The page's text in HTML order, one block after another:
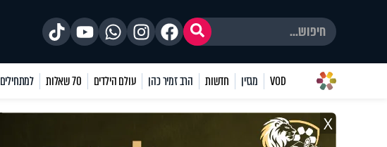
VOD מגזין חדשות הרב זמיר כהן עולם הילדים 70 שאלות למתחילים
X